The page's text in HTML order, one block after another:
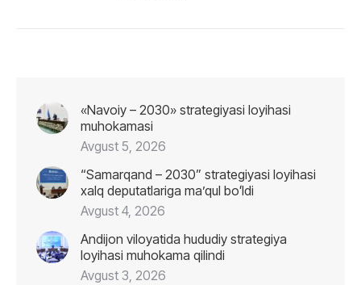
«Navoiy – 2030» strategiyasi loyihasi
muhokamasi
Avgust 5, 2026
“Samarqand – 2030” strategiyasi loyihasi
xalq deputatlariga maʼqul boʻldi
Avgust 4, 2026
Andijon viloyatida hududiy strategiya
loyihasi muhokama qilindi
Avgust 3, 2026